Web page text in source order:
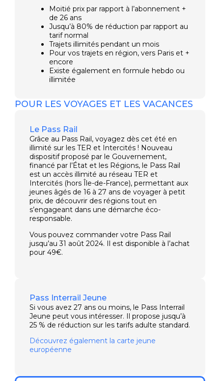
Moitié prix par rapport à l’abonnement +
de 26 ans
Jusqu’à 80% de réduction par rapport au
tarif normal
Trajets illimités pendant un mois
Pour vos trajets en région, vers Paris et +
encore
Existe également en formule hebdo ou
illimitée
POUR LES VOYAGES ET LES VACANCES
Le Pass Rail
Grâce au Pass Rail, voyagez dès cet été en
illimité sur les TER et Intercités ! Nouveau
dispositif proposé par le Gouvernement,
financé par l’État et les Régions, le Pass Rail
est un accès illimité au réseau TER et
Intercités (hors Île-de-France), permettant aux
jeunes âgés de 16 à 27 ans de voyager à petit
prix, de découvrir des régions tout en
s’engageant dans une démarche éco-
responsable.
Vous pouvez commander votre Pass Rail
jusqu’au 31 août 2024. Il est disponible à l’achat
pour 49€.
Pass Interrail Jeune
Si vous avez 27 ans ou moins, le Pass Interrail
Jeune peut vous intéresser. Il propose jusqu’à
25 % de réduction sur les tarifs adulte standard.
Découvrez également la carte jeune
européenne